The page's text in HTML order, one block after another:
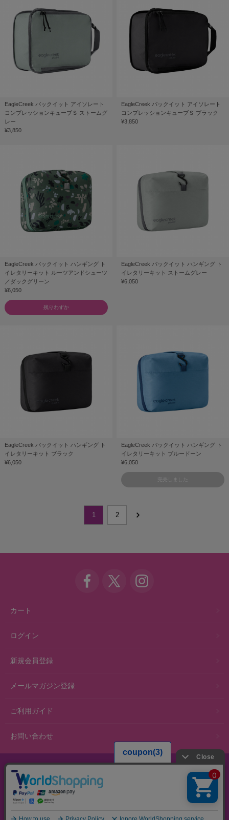
EagleCreek パックイット アイソレート
コンプレッションキューブＳ ストームグ
レー
¥3,850
EagleCreek パックイット アイソレート
コンプレッションキューブＳ ブラック
¥3,850
EagleCreek パックイット ハンギング ト
イレタリーキット ルーツアンドシューツ
／ダックグリーン
¥6,050
残りわずか
EagleCreek パックイット ハンギング ト
イレタリーキット ストームグレー
¥6,050
EagleCreek パックイット ハンギング ト
イレタリーキット ブラック
¥6,050
EagleCreek パックイット ハンギング ト
イレタリーキット ブルードーン
¥6,050
完売しました
1 2
カート
ログイン
新規会員登録
メールマガジン登録
ご利用ガイド
お問い合わせ